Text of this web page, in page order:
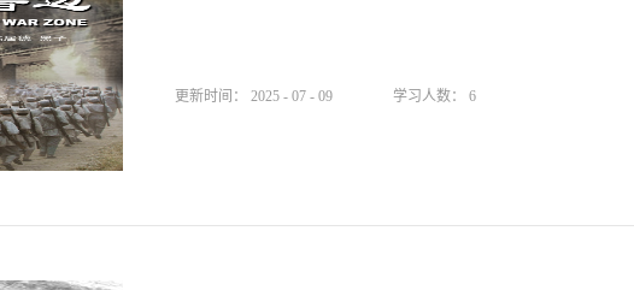
更新时间： 2025 - 07 - 09 学习人数： 6